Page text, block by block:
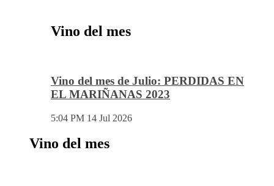
Vino del mes
Vino del mes de Julio: PERDIDAS EN
EL MARIÑANAS 2023
5:04 PM 14 Jul 2026
Vino del mes